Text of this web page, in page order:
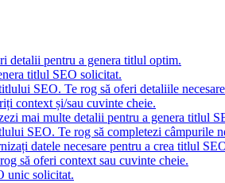
detalii pentru a genera titlul optim.
titlul SEO solicitat.
SEO. Te rog să oferi detaliile
context și/sau cuvinte cheie.
mai multe detalii pentru a genera titlul
SEO. Te rog să completezi câmpurile
datele necesare pentru a crea titlul
să oferi context sau cuvinte cheie.
unic solicitat.